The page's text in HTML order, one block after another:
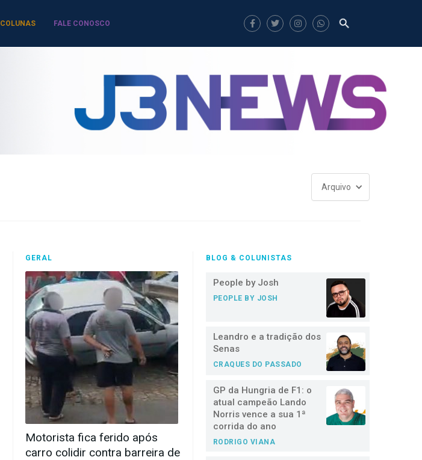
COLUNAS FALE CONOSCO
Arquivo
GERAL
Motorista fica ferido após
carro colidir contra barreira de
BLOG & COLUNISTAS
People by Josh
PEOPLE BY JOSH
Leandro e a tradição dos
Senas
CRAQUES DO PASSADO
GP da Hungria de F1: o
atual campeão Lando
Norris vence a sua 1ª
corrida do ano
RODRIGO VIANA